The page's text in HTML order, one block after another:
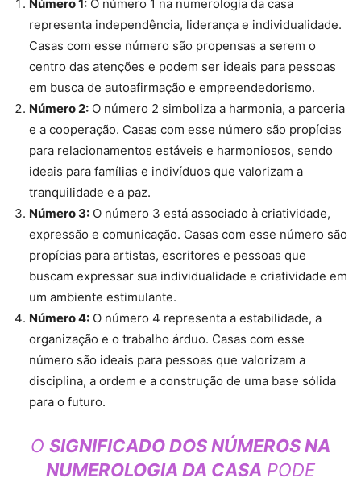
Número 1: O número 1 na numerologia da casa
representa independência, liderança e individualidade.
Casas com esse número são propensas a serem o
centro das atenções e podem ser ideais para pessoas
em busca de autoafirmação e empreendedorismo.
Número 2: O número 2 simboliza a harmonia, a parceria
e a cooperação. Casas com esse número são propícias
para relacionamentos estáveis e harmoniosos, sendo
ideais para famílias e indivíduos que valorizam a
tranquilidade e a paz.
Número 3: O número 3 está associado à criatividade,
expressão e comunicação. Casas com esse número são
propícias para artistas, escritores e pessoas que
buscam expressar sua individualidade e criatividade em
um ambiente estimulante.
Número 4: O número 4 representa a estabilidade, a
organização e o trabalho árduo. Casas com esse
número são ideais para pessoas que valorizam a
disciplina, a ordem e a construção de uma base sólida
para o futuro.
O SIGNIFICADO DOS NÚMEROS NA
NUMEROLOGIA DA CASA PODE